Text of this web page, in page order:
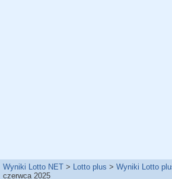
Wyniki Lotto NET Lotto plus Wyniki Lotto
czerwca 2025